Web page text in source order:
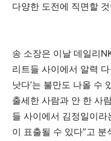
다양한 도전에 직면할
송 소장은 이날 데일리
리트들 사이에서 알력
낫다’는 불만도 나올 수
출세한 사람과 안 한 사
들 사이에서 김정일이
이 표출될 수 있다”고 분